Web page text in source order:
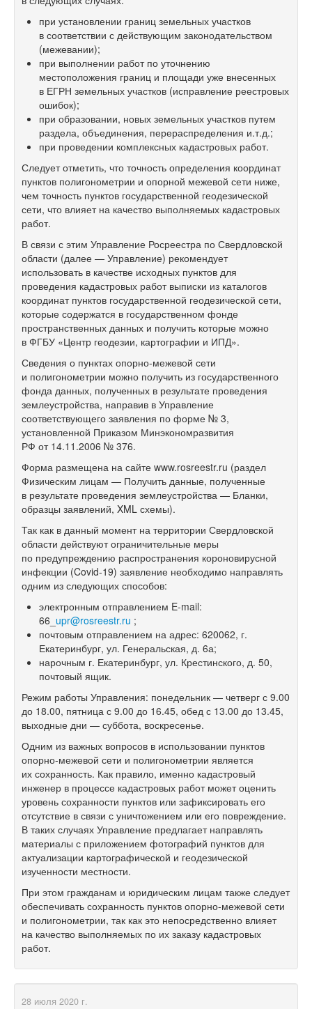
при установлении границ земельных участков
в соответствии с действующим законодательством
(межевании);
при выполнении работ по уточнению
местоположения границ и площади уже внесенных
в ЕГРН земельных участков (исправление реестровых
ошибок);
при образовании, новых земельных участков путем
раздела, объединения, перераспределения и.т.д.;
при проведении комплексных кадастровых работ.
Следует отметить, что точность определения координат
пунктов полигонометрии и опорной межевой сети ниже,
чем точность пунктов государственной геодезической
сети, что влияет на качество выполняемых кадастровых
работ.
В связи с этим Управление Росреестра по Свердловской
области (далее — Управление) рекомендует
использовать в качестве исходных пунктов для
проведения кадастровых работ выписки из каталогов
координат пунктов государственной геодезической сети,
которые содержатся в государственном фонде
пространственных данных и получить которые можно
в ФГБУ «Центр геодезии, картографии и ИПД».
Сведения о пунктах опорно-межевой сети
и полигонометрии можно получить из государственного
фонда данных, полученных в результате проведения
землеустройства, направив в Управление
соответствующего заявления по форме № 3,
установленной Приказом Минэкономразвития
РФ от 14.11.2006 № 376.
Форма размещена на сайте www.rosreestr.ru (раздел
Физическим лицам — Получить данные, полученные
в результате проведения землеустройства — Бланки,
образцы заявлений, XML схемы).
Так как в данный момент на территории Свердловской
области действуют ограничительные меры
по предупреждению распространения короновирусной
инфекции (Covid-19) заявление необходимо направлять
одним из следующих способов:
электронным отправлением E-mail:
66_ upr@rosreestr.ru ;
почтовым отправлением на адрес: 620062, г.
Екатеринбург, ул. Генеральская, д. 6а;
нарочным г. Екатеринбург, ул. Крестинского, д. 50,
почтовый ящик.
Режим работы Управления: понедельник — четверг с 9.00
до 18.00, пятница с 9.00 до 16.45, обед с 13.00 до 13.45,
выходные дни — суббота, воскресенье.
Одним из важных вопросов в использовании пунктов
опорно-межевой сети и полигонометрии является
их сохранность. Как правило, именно кадастровый
инженер в процессе кадастровых работ может оценить
уровень сохранности пунктов или зафиксировать его
отсутствие в связи с уничтожением или его повреждение.
В таких случаях Управление предлагает направлять
материалы с приложением фотографий пунктов для
актуализации картографической и геодезической
изученности местности.
При этом гражданам и юридическим лицам также следует
обеспечивать сохранность пунктов опорно-межевой сети
и полигонометрии, так как это непосредственно влияет
на качество выполняемых по их заказу кадастровых
работ.
28 июля 2020 г.